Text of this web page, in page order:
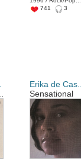
741
3
Erika de
Sensational